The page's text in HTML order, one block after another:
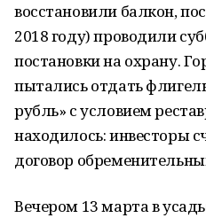
восстановили балкон,
2018 году) проводили
постановки на охрану.
пытались отдать
рубль» с условием
находилось: инвесторы
договор
Вечером 13 марта в